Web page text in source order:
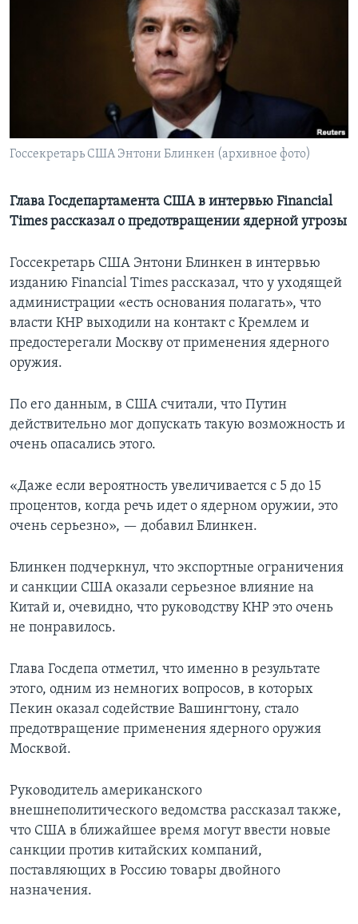
Госсекретарь США Энтони Блинкен (архивное фото)
Глава Госдепартамента США в интервью Financial
Times рассказал о предотвращении ядерной угрозы
Госсекретарь США Энтони Блинкен в интервью
изданию Financial Times рассказал, что у уходящей
администрации «есть основания полагать», что
власти КНР выходили на контакт с Кремлем и
предостерегали Москву от применения ядерного
оружия.
По его данным, в США считали, что Путин
действительно мог допускать такую возможность и
очень опасались этого.
«Даже если вероятность увеличивается с 5 до 15
процентов, когда речь идет о ядерном оружии, это
очень серьезно», — добавил Блинкен.
Блинкен подчеркнул, что экспортные ограничения
и санкции США оказали серьезное влияние на
Китай и, очевидно, что руководству КНР это очень
не понравилось.
Глава Госдепа отметил, что именно в результате
этого, одним из немногих вопросов, в которых
Пекин оказал содействие Вашингтону, стало
предотвращение применения ядерного оружия
Москвой.
Руководитель американского
внешнеполитического ведомства рассказал также,
что США в ближайшее время могут ввести новые
санкции против китайских компаний,
поставляющих в Россию товары двойного
назначения.